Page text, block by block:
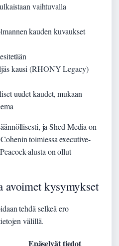
vaihtuvalla
kauden kuvaukset
kausi (RHONY Legacy)
uudet kaudet, mukaan
ja Shed Media on
toimiessa executive-
alusta on ollut
avoimet kysymykset
tehdä selkeä ero
välillä.
Epäselvät tiedot